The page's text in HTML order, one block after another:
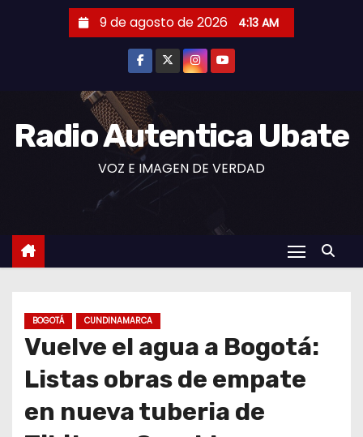
9 de agosto de 2026 4:13 AM
Radio Autentica Ubate
VOZ E IMAGEN DE VERDAD
BOGOTÁ CUNDINAMARCA
Vuelve el agua a Bogotá:
Listas obras de empate
en nueva tuberia de